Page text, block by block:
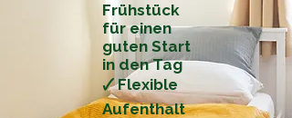
Frühstück
für einen
guten Start
in den Tag
🗸 Flexible
Aufenthalt